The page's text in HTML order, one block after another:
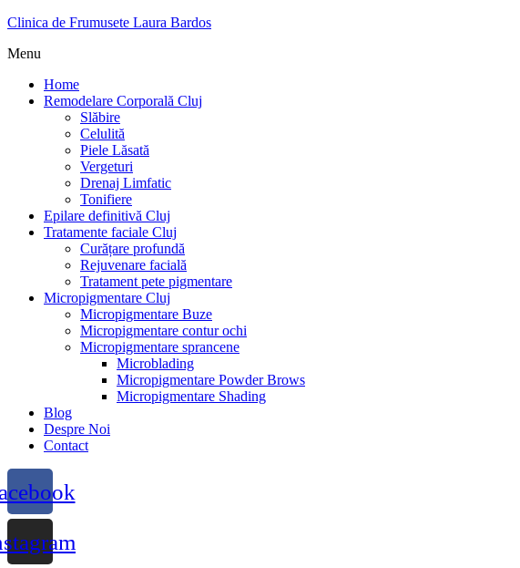
Clinica de Frumusete Laura Bardos
Menu
Home
Remodelare Corporală Cluj
Slăbire
Celulită
Piele Lăsată
Vergeturi
Drenaj Limfatic
Tonifiere
Epilare definitivă Cluj
Tratamente faciale Cluj
Curățare profundă
Rejuvenare facială
Tratament pete pigmentare
Micropigmentare Cluj
Micropigmentare Buze
Micropigmentare contur ochi
Micropigmentare sprancene
Microblading
Micropigmentare Powder Brows
Micropigmentare Shading
Blog
Despre Noi
Contact